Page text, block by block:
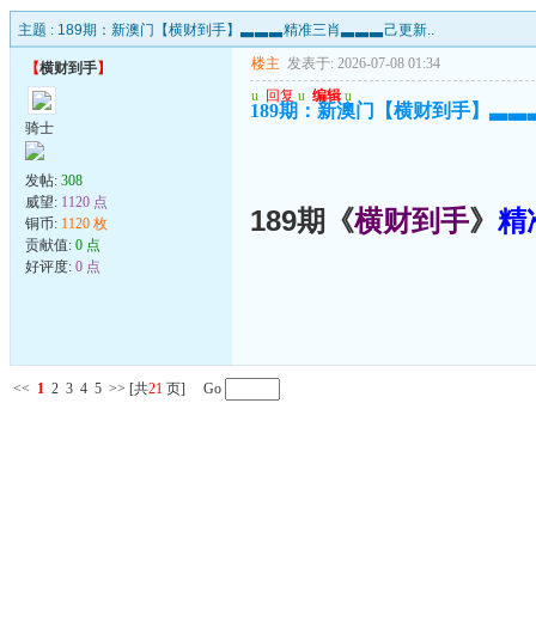
主题 : 189期：新澳门【横财到手】▃▃▃精准三肖▃▃▃己更新..
【横财到手】
骑士
发帖: 308
威望: 1120 点
铜币: 1120 枚
贡献值: 0 点
好评度: 0 点
楼主 发表于: 2026-07-08 01:34
u 回复 u 编辑 u
189期：新澳门【横财到手】
189期《横财到手》 精
<< 1 2 3 4 5 >> [共21 页] Go